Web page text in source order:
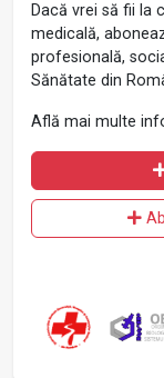
Dacă vrei să fii la
medicală,
profesională,
Sănătate din
Află mai multe